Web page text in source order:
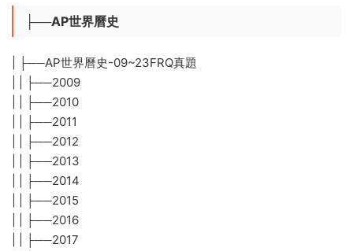
├──AP世界曆史
| ├──AP世界曆史-09~23FRQ真題
| | ├──2009
| | ├──2010
| | ├──2011
| | ├──2012
| | ├──2013
| | ├──2014
| | ├──2015
| | ├──2016
| | ├──2017